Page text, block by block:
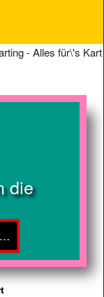
- Alles für\'s Kart
die